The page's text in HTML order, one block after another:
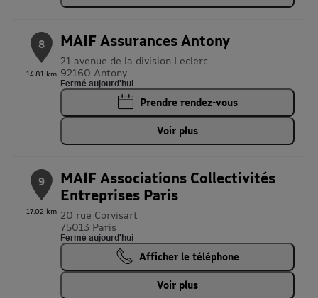
8
14.81 km
MAIF Assurances Antony
21 avenue de la division Leclerc
92160 Antony
Fermé aujourd'hui
Prendre rendez-vous
Voir plus
9
17.02 km
MAIF Associations Collectivités
Entreprises Paris
20 rue Corvisart
75013 Paris
Fermé aujourd'hui
Afficher le téléphone
Voir plus